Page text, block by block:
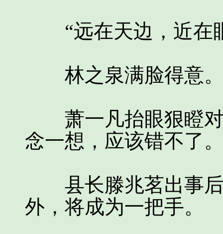
“远在天边，近在
林之泉满脸得意
萧一凡抬眼狠瞪对
念一想，应该错不了
县长滕兆茗出事后
外，将成为一把手。